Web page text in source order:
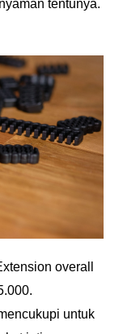
tentunya.
overall
untuk